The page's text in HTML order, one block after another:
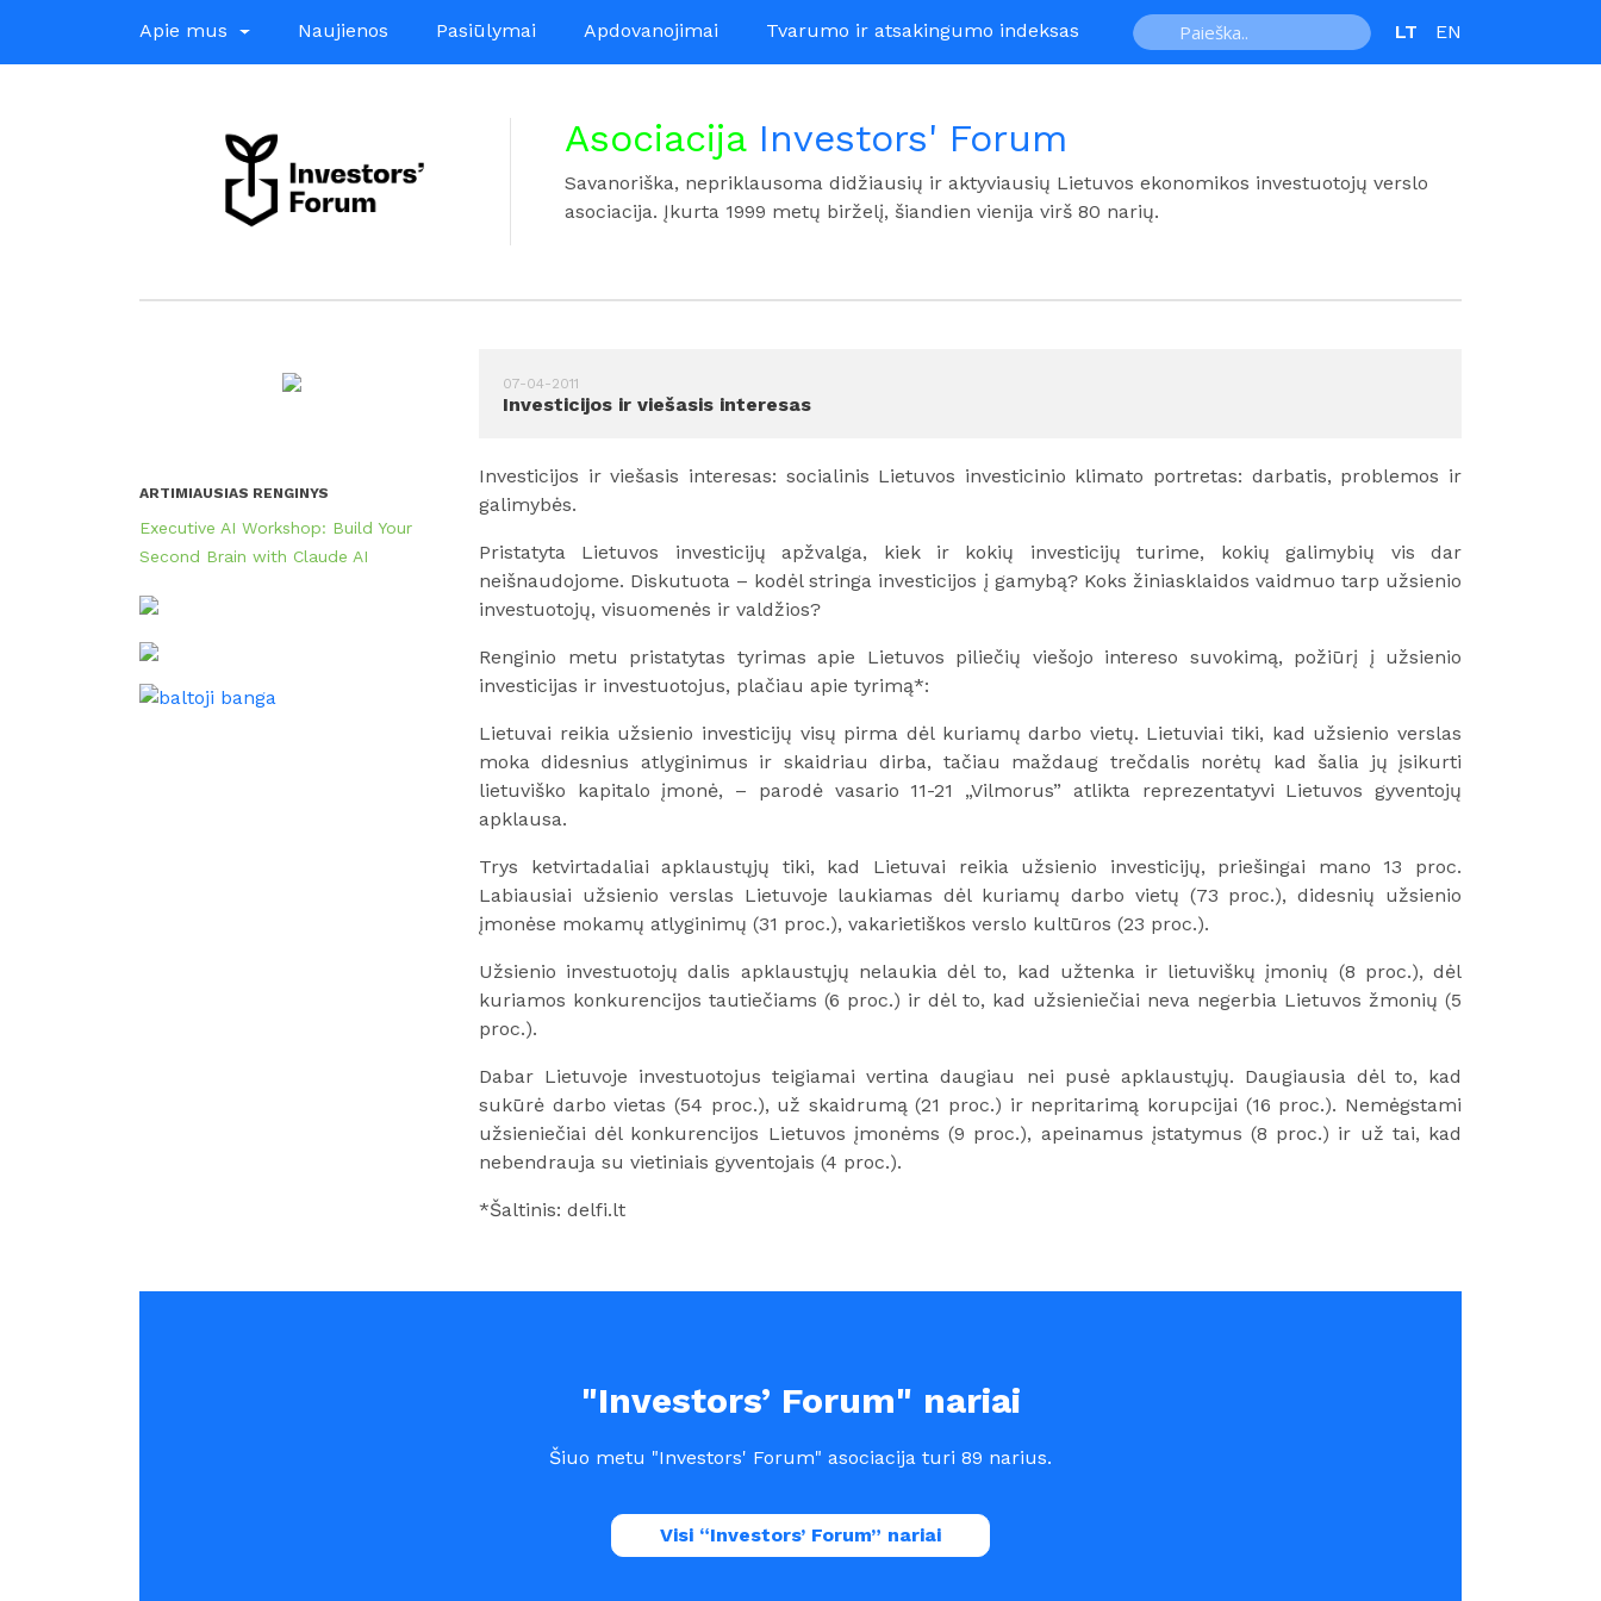
Apie mus Naujienos Pasiūlymai Apdovanojimai Tvarumo ir atsakingumo indeksas LT EN
AsociacijaInvestors' Forum
Savanoriška, nepriklausoma didžiausių ir aktyviausių Lietuvos ekonomikos investuotojų verslo
asociacija. Įkurta 1999 metų birželį, šiandien vienija virš 80 narių.
ARTIMIAUSIAS RENGINYS
Executive AI Workshop: Build Your
Second Brain with Claude AI
07-04-2011
Investicijos ir viešasis interesas
Investicijos ir viešasis interesas: socialinis Lietuvos investicinio klimato portretas: darbatis, problemos ir
galimybės.
Pristatyta Lietuvos investicijų apžvalga, kiek ir kokių investicijų turime, kokių galimybių vis dar
neišnaudojome. Diskutuota – kodėl stringa investicijos į gamybą? Koks žiniasklaidos vaidmuo tarp užsienio
investuotojų, visuomenės ir valdžios?
Renginio metu pristatytas tyrimas apie Lietuvos piliečių viešojo intereso suvokimą, požiūrį į užsienio
investicijas ir investuotojus, plačiau apie tyrimą*:
Lietuvai reikia užsienio investicijų visų pirma dėl kuriamų darbo vietų. Lietuviai tiki, kad užsienio verslas
moka didesnius atlyginimus ir skaidriau dirba, tačiau maždaug trečdalis norėtų kad šalia jų įsikurti
lietuviško kapitalo įmonė, – parodė vasario 11-21 „Vilmorus” atlikta reprezentatyvi Lietuvos gyventojų
apklausa.
Trys ketvirtadaliai apklaustųjų tiki, kad Lietuvai reikia užsienio investicijų, priešingai mano 13 proc.
Labiausiai užsienio verslas Lietuvoje laukiamas dėl kuriamų darbo vietų (73 proc.), didesnių užsienio
įmonėse mokamų atlyginimų (31 proc.), vakarietiškos verslo kultūros (23 proc.).
Užsienio investuotojų dalis apklaustųjų nelaukia dėl to, kad užtenka ir lietuviškų įmonių (8 proc.), dėl
kuriamos konkurencijos tautiečiams (6 proc.) ir dėl to, kad užsieniečiai neva negerbia Lietuvos žmonių (5
proc.).
Dabar Lietuvoje investuotojus teigiamai vertina daugiau nei pusė apklaustųjų. Daugiausia dėl to, kad
sukūrė darbo vietas (54 proc.), už skaidrumą (21 proc.) ir nepritarimą korupcijai (16 proc.). Nemėgstami
užsieniečiai dėl konkurencijos Lietuvos įmonėms (9 proc.), apeinamus įstatymus (8 proc.) ir už tai, kad
nebendrauja su vietiniais gyventojais (4 proc.).
*Šaltinis: delfi.lt
"Investors’ Forum" nariai
Šiuo metu "Investors' Forum" asociacija turi 89 narius.
Visi “Investors’ Forum” nariai